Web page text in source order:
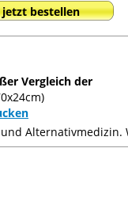
jetzt bestellen
Vergleich der
Alternativmedizin.